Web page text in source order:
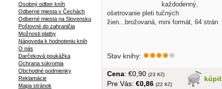
každodenný,
ošetrovanie pleti tučných
žien...brožovaná, mini formát, 64 strán
Stav knihy:
kúpiť
Cena: €0,90 (23 Kč)
Pre Vás: €0,86 (22 Kč)
Osobný odber kníh
Odberné miesta v Čechách
Odberné miesta na Slovensku
Poštovné do zahraničia
Možnosti platby
Nápoveda k hodnoteniu kníh
O nás
Darčeková poukážka
Ochrana súkromia
Obchodné podmienky
Reklamácie
Mapa stránok